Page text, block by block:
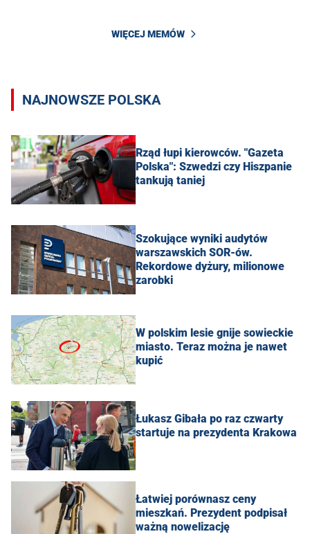
WIĘCEJ MEMÓW
NAJNOWSZE POLSKA
Rząd łupi kierowców. "Gazeta
Polska": Szwedzi czy Hiszpanie
tankują taniej
Szokujące wyniki audytów
warszawskich SOR-ów.
Rekordowe dyżury, milionowe
zarobki
W polskim lesie gnije sowieckie
miasto. Teraz można je nawet
kupić
Łukasz Gibała po raz czwarty
startuje na prezydenta Krakowa
Łatwiej porównasz ceny
mieszkań. Prezydent podpisał
ważną nowelizację